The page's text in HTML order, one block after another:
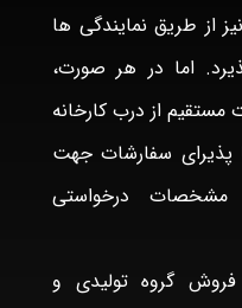
از طریق نمایندگی ها
اما در هر صورت،
مستقیم از درب کارخانه
سفارشات جهت
مشخصات درخواستی
فروش گروه تولیدی و